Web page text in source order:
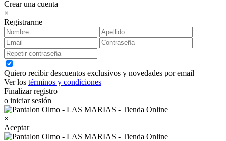
Crear una cuenta
×
Registrarme
Quiero recibir descuentos exclusivos y novedades por email
Ver los términos y condiciones
Finalizar registro
o iniciar sesión
×
Aceptar